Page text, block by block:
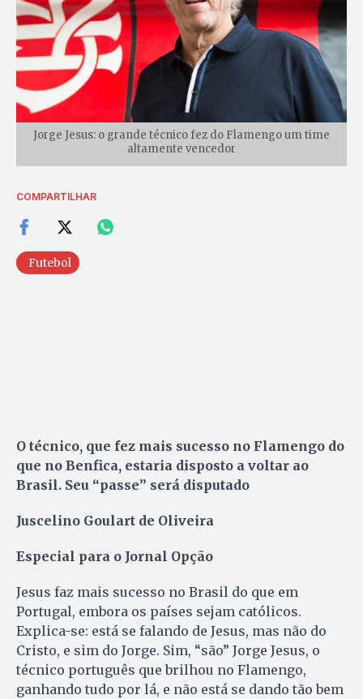
Jorge Jesus: o grande técnico fez do Flamengo um time
altamente vencedor
COMPARTILHAR
Futebol
O técnico, que fez mais sucesso no Flamengo do
que no Benfica, estaria disposto a voltar ao
Brasil. Seu “passe” será disputado
Juscelino Goulart de Oliveira
Especial para o Jornal Opção
Jesus faz mais sucesso no Brasil do que em
Portugal, embora os países sejam católicos.
Explica-se: está se falando de Jesus, mas não do
Cristo, e sim do Jorge. Sim, “são” Jorge Jesus, o
técnico português que brilhou no Flamengo,
ganhando tudo por lá, e não está se dando tão bem